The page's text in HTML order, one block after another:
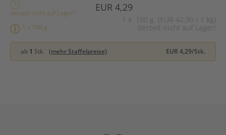
derzeit nicht auf Lager!
1 x 100 g
EUR 4,29
x
100 g (EUR 42,90 / 1 kg)
derzeit nicht auf Lager!
ab 1 Stk. (mehr Staffelpreise) EUR 4,29/Stk.